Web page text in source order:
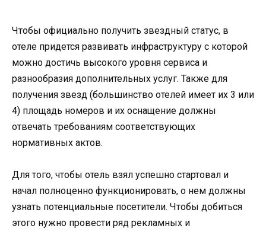
Чтобы официально получить звездный статус, в
отеле придется развивать инфраструктуру с которой
можно достичь высокого уровня сервиса и
разнообразия дополнительных услуг. Также для
получения звезд (большинство отелей имеет их 3 или
4) площадь номеров и их оснащение должны
отвечать требованиям соответствующих
нормативных актов.
Для того, чтобы отель взял успешно стартовал и
начал полноценно функционировать, о нем должны
узнать потенциальные посетители. Чтобы добиться
этого нужно провести ряд рекламных и